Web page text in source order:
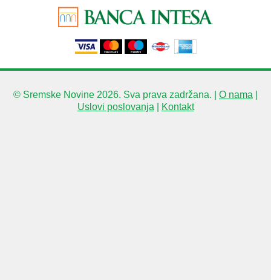
© Sremske Novine 2026. Sva prava zadržana. | O nama
Uslovi poslovanja| Kontakt